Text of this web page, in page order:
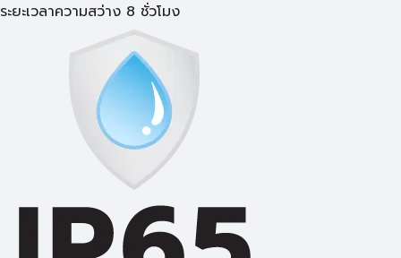
ระยะเวลาความสว่าง 8 ชั่วโมง